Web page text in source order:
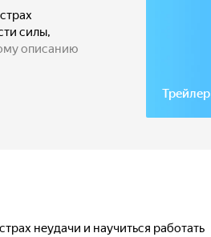
Трейлер
силы,
описанию
неудачи и научиться работать